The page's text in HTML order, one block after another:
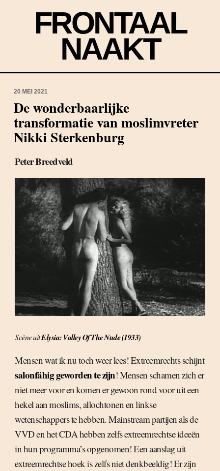
FRONTAAL
NAAKT
20 MEI 2021
De wonderbaarlijke
transformatie van moslimvreter
Nikki Sterkenburg
Peter Breedveld
Scène uitElysia: Valley Of The Nude (1933)
Mensen wat ik nu toch weer lees! Extreemrechts schijnt
salonfähig geworden te zijn! Mensen schamen zich er
niet meer voor en komen er gewoon rond voor uit een
hekel aan moslims, allochtonen en linkse
wetenschappers te hebben. Mainstream partijen als de
VVD en het CDA hebben zelfs extreemrechtse ideeën
in hun programma’s opgenomen! Een aanslag uit
extreemrechtse hoek is zelfs niet denkbeeldig! Er zijn